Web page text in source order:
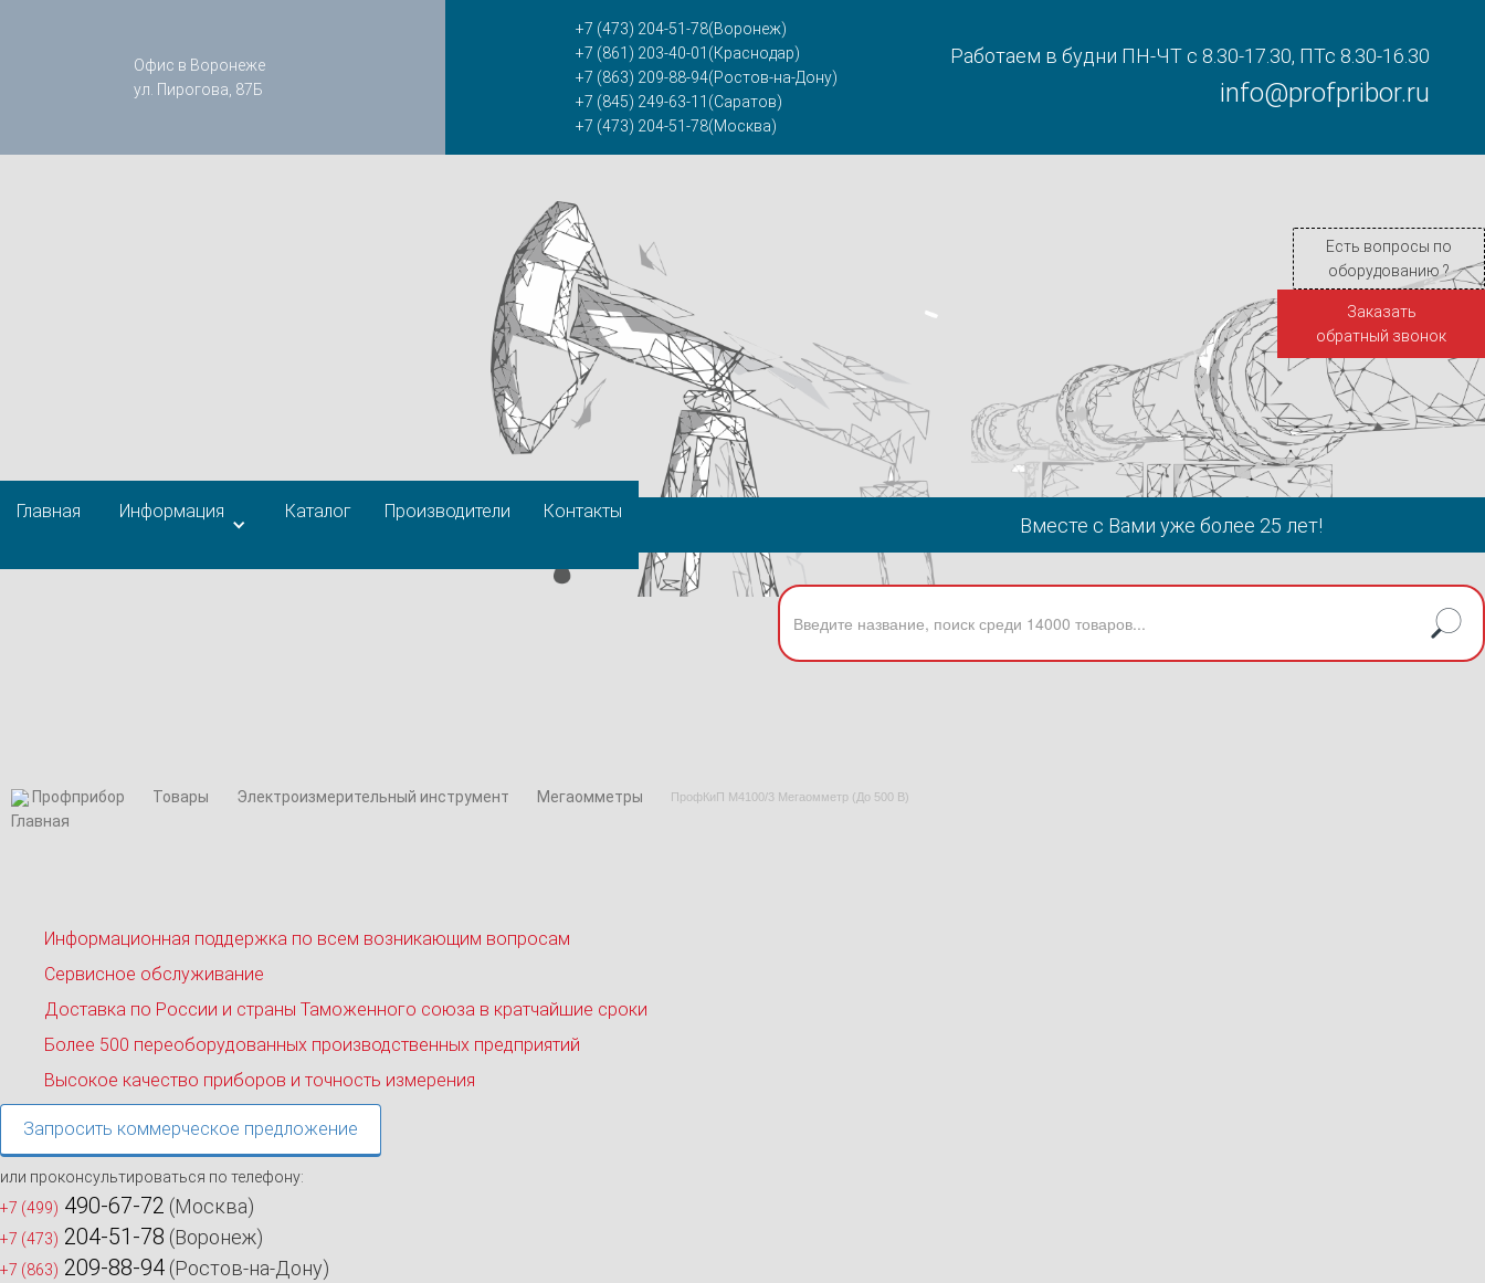
Офис в Воронеже
ул. Пирогова, 87Б
+7 (473) 204-51-78(Воронеж)
+7 (861) 203-40-01 (Краснодар)
+7 (863) 209-88-94(Ростов-на-Дону)
+7 (845) 249-63-11 (Саратов)
+7 (473) 204-51-78(Москва)
Работаем в будни ПН-ЧТ с 8.30-17.30, ПТс 8.30-16.30
info@profpribor.ru
Есть вопросы по
оборудованию ?
Заказать
обратный звонок
Главная Информация Каталог Производители Контакты
Вместе с Вами уже более 25 лет!
Профприбор Товары Электроизмерительный инструмент Мегаомметры ПрофКиП М4100/3 Мегаомметр (До 500 В)
Информационная поддержка по всем возникающим вопросам
Сервисное обслуживание
Доставка по России и страны Таможенного союза в кратчайшие сроки
Более 500 переоборудованных производственных предприятий
Высокое качество приборов и точность измерения
Запросить коммерческое предложение
или проконсультироваться по телефону:
+7 (499) 490-67-72 (Москва)
+7 (473) 204-51-78 (Воронеж)
+7 (863) 209-88-94 (Ростов-на-Дону)